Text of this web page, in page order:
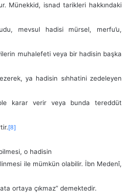
Münekkid, isnad tarikleri hakkındaki
mevsul hadisi mürsel, merfu’u,
muhalefeti veya bir hadisin başka
ya hadisin sıhhatini zedeleyen
karar verir veya bunda tereddüt
[8]
o hadisin
ile mümkün olabilir. İbn Medenî,
ortaya çıkmaz” demektedir.